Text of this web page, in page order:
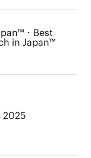
・Best
in Japan™
2025